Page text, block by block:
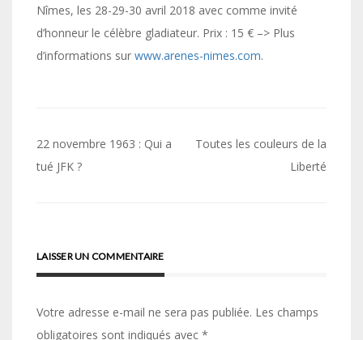
Nîmes, les 28-29-30 avril 2018 avec comme invité
d’honneur le célèbre gladiateur. Prix : 15 € –> Plus
d’informations sur www.arenes-nimes.com.
Navigation
de
22 novembre 1963 : Qui a
tué JFK ?
Toutes les couleurs de la
Liberté
LAISSER UN COMMENTAIRE
Votre adresse e-mail ne sera pas publiée. Les champs
obligatoires sont indiqués avec *